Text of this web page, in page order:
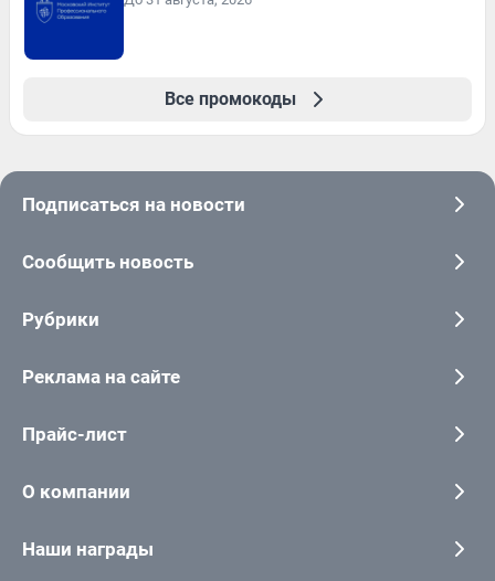
Все промокоды
Подписаться на новости
Сообщить новость
Рубрики
Реклама на сайте
Прайс-лист
О компании
Наши награды